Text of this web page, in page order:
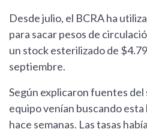
Desde julio, el BCRA ha
para sacar pesos de
un stock esterilizado de
septiembre.
Según explicaron fuentes del
equipo venían buscando esta
hace semanas. Las tasas